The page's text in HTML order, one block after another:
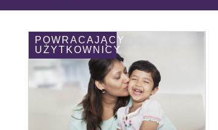
POWRACAJĄCY
UŻYTKOWNICY